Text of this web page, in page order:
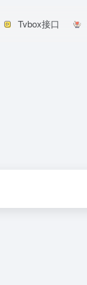
Tvbox接口